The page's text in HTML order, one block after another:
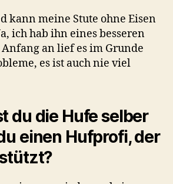
kann meine Stute ohne Eisen
ich hab ihn eines besseren
Anfang an lief es im Grunde
es ist auch nie viel
du die Hufe selber
einen Hufprofi, der